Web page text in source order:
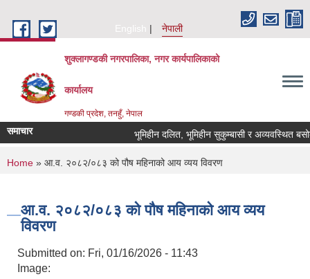
English
नेपाली
शुक्लागण्डकी नगरपालिका, नगर कार्यपालिकाको
कार्यालय
गण्डकी प्रदेश, तनहुँ, नेपाल
समाचार भूमिहीन दलित, भूमिहीन सुकुम्बासी र अव्यवस्थित
You are here
Home » आ.व. २०८२/०८३ को पौष महिनाको आय व्यय विवरण
आ.व. २०८२/०८३ को पौष महिनाको आय व्यय
विवरण
Submitted on: Fri, 01/16/2026 - 11:43
Image: